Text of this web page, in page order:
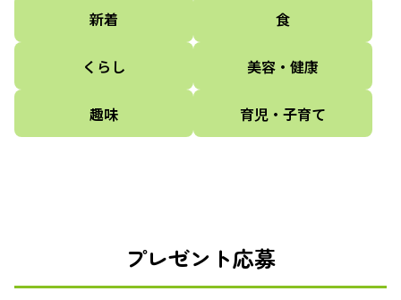
新着 食
くらし 美容・健康
趣味 育児・子育て
プレゼント応募